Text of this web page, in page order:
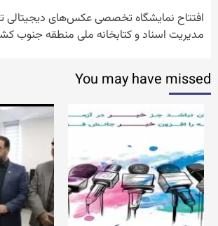
افتتاح نمایشگاه تخصصی عکس‌های دیجیتالی
مدیریت اسناد و کتابخانه ملی منطقه جنوب
You may have missed